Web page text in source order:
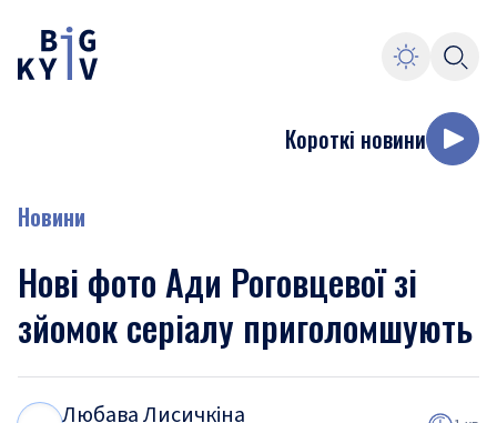
Короткі новини
Новини
Нові фото Ади Роговцевої зі
зйомок серіалу приголомшують
Любава Лисичкіна